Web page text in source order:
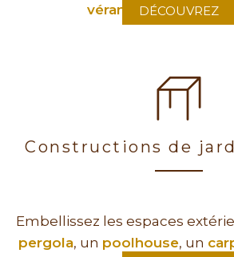
vérandasen
DÉCOUVREZ
Constructions de
Embellissez les espaces
pergola, un poolhouse, un